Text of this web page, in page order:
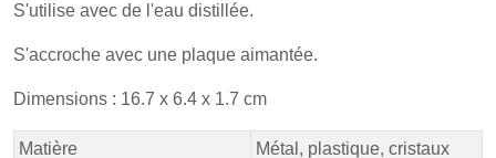
S'utilise avec de l'eau distillée.
S'accroche avec une plaque aimantée.
Dimensions : 16.7 x 6.4 x 1.7 cm
Matière
Métal, plastique, cristaux